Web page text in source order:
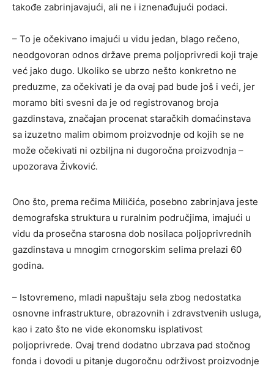
takođe zabrinjavajući, ali ne i iznenađujući podaci.
– To je očekivano imajući u vidu jedan, blago rečeno,
neodgovoran odnos države prema poljoprivredi koji traje
već jako dugo. Ukoliko se ubrzo nešto konkretno ne
preduzme, za očekivati je da ovaj pad bude još i veći, jer
moramo biti svesni da je od registrovanog broja
gazdinstava, značajan procenat staračkih domaćinstava
sa izuzetno malim obimom proizvodnje od kojih se ne
može očekivati ni ozbiljna ni dugoročna proizvodnja –
upozorava Živković.
Ono što, prema rečima Miličića, posebno zabrinjava jeste
demografska struktura u ruralnim područjima, imajući u
vidu da prosečna starosna dob nosilaca poljoprivrednih
gazdinstava u mnogim crnogorskim selima prelazi 60
godina.
– Istovremeno, mladi napuštaju sela zbog nedostatka
osnovne infrastrukture, obrazovnih i zdravstvenih usluga,
kao i zato što ne vide ekonomsku isplativost
poljoprivrede. Ovaj trend dodatno ubrzava pad stočnog
fonda i dovodi u pitanje dugoročnu održivost proizvodnje